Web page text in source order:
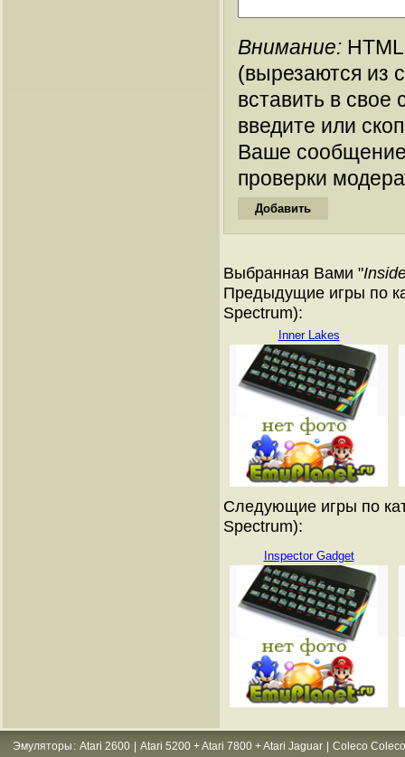
Внимание:
(вырезаются из
вставить в
введите или
Ваше
проверки
Выбранная Вами "
Предыдущие игры по
Spectrum):
Inner Lakes
Следующие игры по
Spectrum):
Inspector Gadget
Эмуляторы : Atari 2600 Atari 5200 + Atari 7800 + Atari Jaguar
Coleco